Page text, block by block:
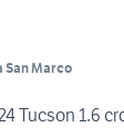
Marco
Tucson 1.6